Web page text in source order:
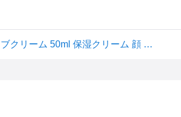
SAM'U samu サミュ ph センシティブ クリーム phセンシティブクリーム 50ml 保湿クリーム 顔 フェイスクリーム 水分クリーム 低刺激 しっとり 乾燥 敏感 混合 肌 弱酸性 韓国コスメ ヒアルロン酸 スキンケア【正規品】